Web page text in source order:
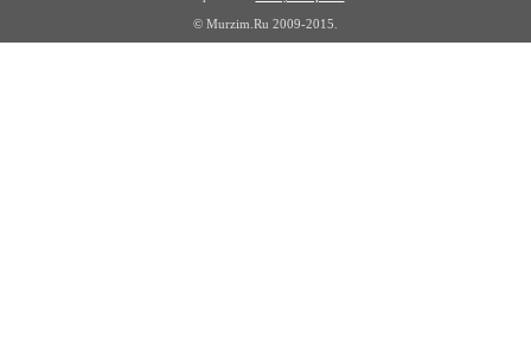
© Murzim.Ru 2009-2015.